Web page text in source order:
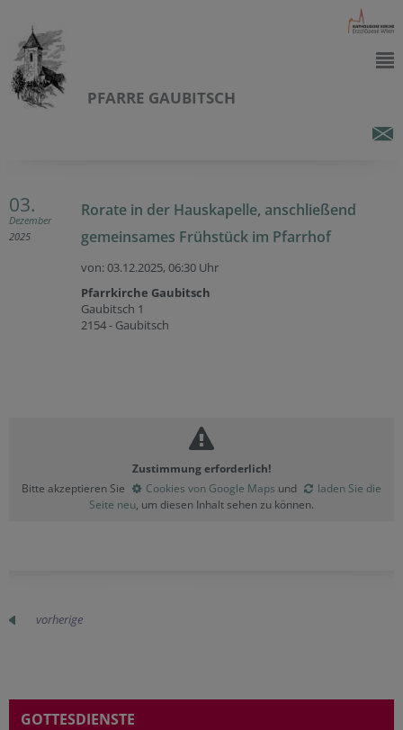
PFARRE GAUBITSCH
03.
Dezember
2025
Rorate in der Hauskapelle, anschließend
gemeinsames Frühstück im Pfarrhof
von: 03.12.2025,06:30 Uhr
Pfarrkirche Gaubitsch
Gaubitsch 1
2154 - Gaubitsch
Zustimmung erforderlich!
Bitte akzeptieren Sie
Cookies von Google Maps und
laden Sie die
Seite neu, um diesen Inhalt sehen zu können.
vorherige
GOTTESDIENSTE